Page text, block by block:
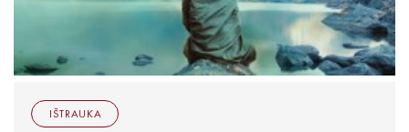
IŠTRAUKA